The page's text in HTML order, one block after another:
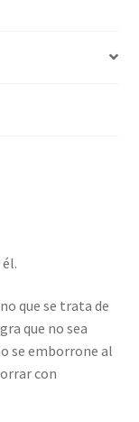
que se trata de
que no sea
se emborrone al
con